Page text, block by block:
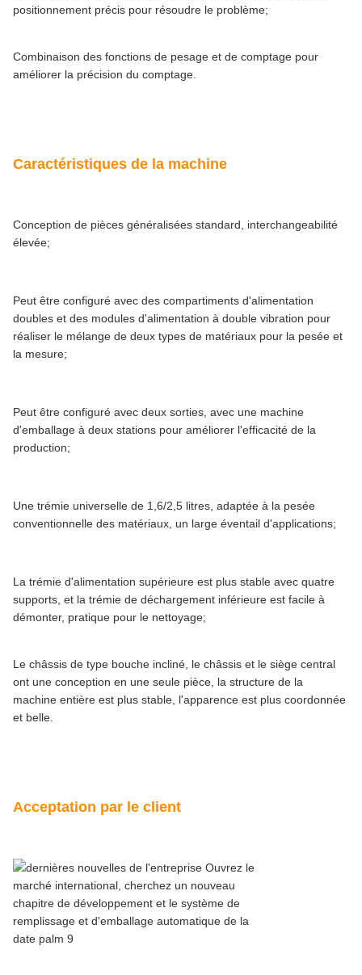
positionnement précis pour résoudre le problème;
Combinaison des fonctions de pesage et de comptage pour
améliorer la précision du comptage.
Caractéristiques de la machine
Conception de pièces généralisées standard, interchangeabilité
élevée;
Peut être configuré avec des compartiments d'alimentation
doubles et des modules d'alimentation à double vibration pour
réaliser le mélange de deux types de matériaux pour la pesée et
la mesure;
Peut être configuré avec deux sorties, avec une machine
d'emballage à deux stations pour améliorer l'efficacité de la
production;
Une trémie universelle de 1,6/2,5 litres, adaptée à la pesée
conventionnelle des matériaux, un large éventail d'applications;
La trémie d'alimentation supérieure est plus stable avec quatre
supports, et la trémie de déchargement inférieure est facile à
démonter, pratique pour le nettoyage;
Le châssis de type bouche incliné, le châssis et le siège central
ont une conception en une seule pièce, la structure de la
machine entière est plus stable, l'apparence est plus coordonnée
et belle.
Acceptation par le client